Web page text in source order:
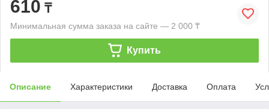
610 ₸
Минимальная сумма заказа на сайте — 2 000 ₸
Купить
Описание Характеристики Доставка Оплата